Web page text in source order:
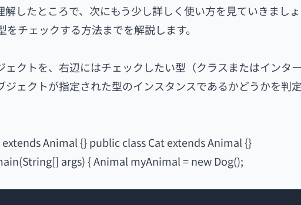
したところで、次にもう少し詳しく使い方を見ていきまし
チェックする方法までを解説します。
クトを、右辺にはチェックしたい型（クラスまたはインタ
ジェクトが指定された型のインスタンスであるかどうかを判
Animal {} public class Cat extends Animal {}
args) { Animal myAnimal = new Dog();